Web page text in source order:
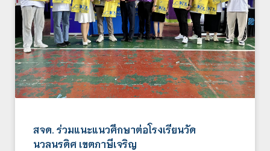
สจด. ร่วมแนะแนวศึกษาต่อโรงเรียนวัด
นวลนรดิศ เขตภาษีเจริญ